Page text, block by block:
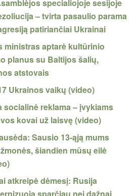
specialiojoje sesijoje
– tvirta pasaulio parama
patiriančiai Ukrainai
ministras aptarė kultūrinio
planus su Baltijos šalių,
atstovais
Ukrainos vaikų (video)
reklama – įvykiams
kovai už laisvę (video)
Sausio 13-ąją mums
šiandien mūsų eilė
atkreipė dėmesį: Rusija